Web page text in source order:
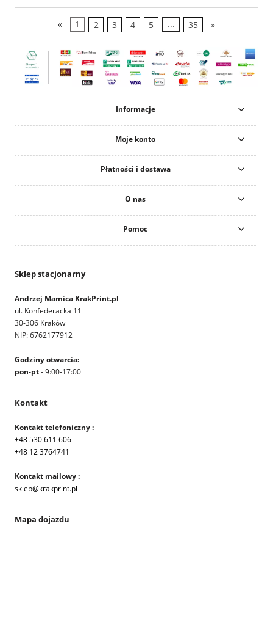
« 1 2 3 4 5 ... 35 »
Informacje
Moje konto
Płatności i dostawa
O nas
Pomoc
Sklep stacjonarny
Andrzej Mamica KrakPrint.pl
ul. Konfederacka 11
30-306 Kraków
NIP: 6762177912
Godziny otwarcia:
pon-pt- 9:00-17:00
Kontakt
Kontakt telefoniczny :
+48 530 611 606
+48 12 3764741
Kontakt mailowy :
sklep@krakprint.pl
Mapa dojazdu